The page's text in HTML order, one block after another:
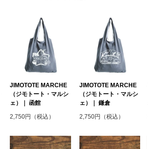
JIMOTOTE MARCHE
（ジモトート・マルシ
ェ）｜ 函館
2,750円（税込）
JIMOTOTE MARCHE
（ジモトート・マルシ
ェ）｜ 鎌倉
2,750円（税込）